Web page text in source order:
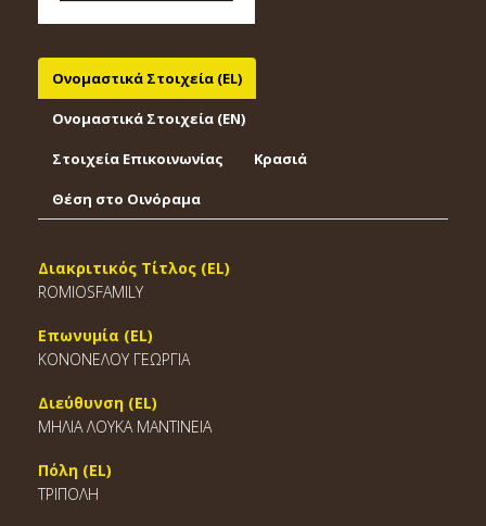
Ονομαστικά Στοιχεία (EL)
Ονομαστικά Στοιχεία (EΝ)
Στοιχεία Επικοινωνίας Κρασιά
Θέση στο Οινόραμα
Διακριτικός Τίτλος (EL)
ROMIOSFAMILY
Επωνυμία (EL)
ΚΟΝΟΝΕΛΟΥ ΓΕΩΡΓΙΑ
Διεύθυνση (EL)
ΜΗΛΙΑ ΛΟΥΚΑ ΜΑΝΤΙΝΕΙΑ
Πόλη (EL)
ΤΡΙΠΟΛΗ